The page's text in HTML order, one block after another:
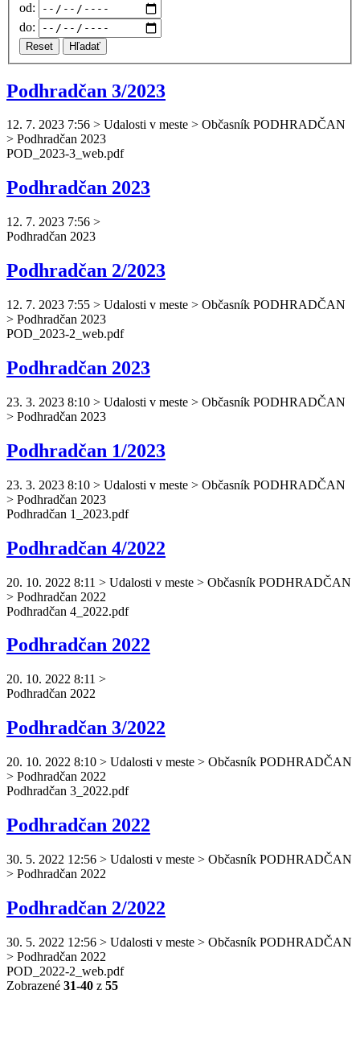
od:
do:
Reset Hľadať
Podhradčan 3/2023
12. 7. 2023 7:56 > Udalosti v meste > Občasník PODHRADČAN
> Podhradčan 2023
POD_2023-3_web.pdf
Podhradčan 2023
12. 7. 2023 7:56 >
Podhradčan 2023
Podhradčan 2/2023
12. 7. 2023 7:55 > Udalosti v meste > Občasník PODHRADČAN
> Podhradčan 2023
POD_2023-2_web.pdf
Podhradčan 2023
23. 3. 2023 8:10 > Udalosti v meste > Občasník PODHRADČAN
> Podhradčan 2023
Podhradčan 1/2023
23. 3. 2023 8:10 > Udalosti v meste > Občasník PODHRADČAN
> Podhradčan 2023
Podhradčan 1_2023.pdf
Podhradčan 4/2022
20. 10. 2022 8:11 > Udalosti v meste > Občasník PODHRADČAN
> Podhradčan 2022
Podhradčan 4_2022.pdf
Podhradčan 2022
20. 10. 2022 8:11 >
Podhradčan 2022
Podhradčan 3/2022
20. 10. 2022 8:10 > Udalosti v meste > Občasník PODHRADČAN
> Podhradčan 2022
Podhradčan 3_2022.pdf
Podhradčan 2022
30. 5. 2022 12:56 > Udalosti v meste > Občasník PODHRADČAN
> Podhradčan 2022
Podhradčan 2/2022
30. 5. 2022 12:56 > Udalosti v meste > Občasník PODHRADČAN
> Podhradčan 2022
POD_2022-2_web.pdf
Zobrazené 31-40 z 55